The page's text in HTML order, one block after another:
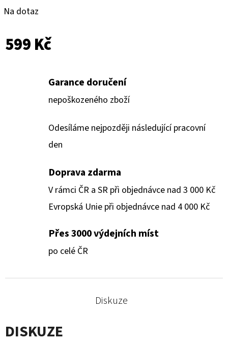
Na dotaz
599 Kč
Garance doručení
nepoškozeného zboží
Odesíláme nejpozději následující pracovní
den
Doprava zdarma
V rámci ČR a SR při objednávce nad 3 000 Kč
Evropská Unie při objednávce nad 4 000 Kč
Přes 3000 výdejních míst
po celé ČR
Diskuze
DISKUZE